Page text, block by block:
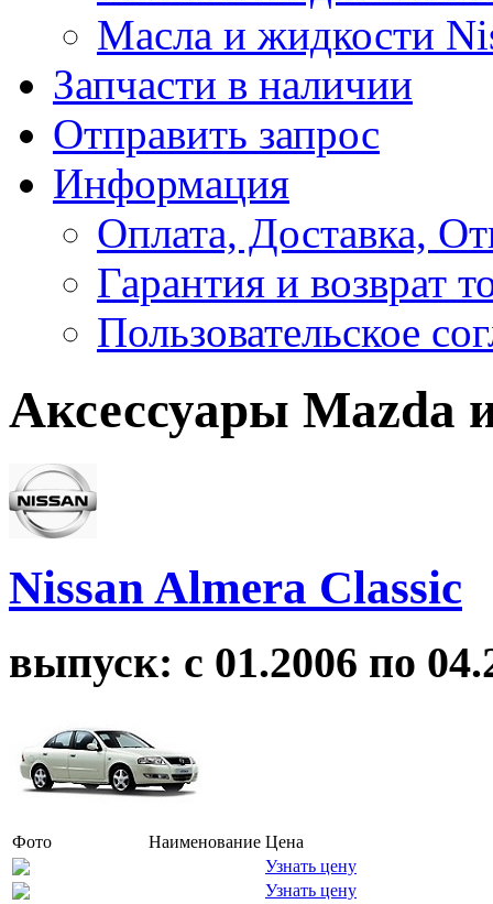
Масла и жидкости
Запчасти в наличии
Отправить запрос
Информация
Оплата, Доставка,
Гарантия и возврат
Пользовательское
Аксессуары Mazda
Nissan Almera Classic
выпуск: с 01.2006 по
Фото Наименование Цена
Узнать цену
Узнать цену